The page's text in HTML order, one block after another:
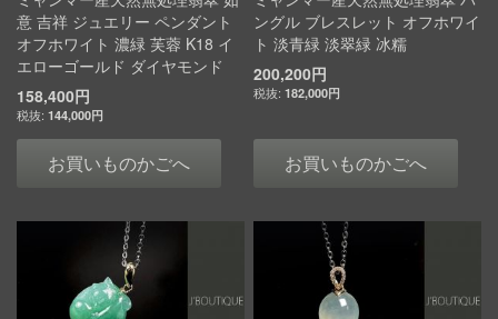
意 吉祥 ジュエリー ペンダント
オフホワイト 濃緑 芙蓉 K18 イ
エローゴールド ダイヤモンド
158,400円
144,000円
お買いものかごへ
ングル ブレスレット オフホワイ
ト 淡青緑 淡翠緑 冰糯
200,200円
182,000円
お買いものかごへ